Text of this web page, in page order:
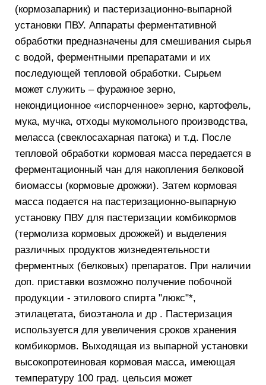
(кормозапарник) и пастеризационно-выпарной
установки ПВУ. Аппараты ферментативной
обработки предназначены для смешивания сырья
с водой, ферментными препаратами и их
последующей тепловой обработки. Сырьем
может служить – фуражное зерно,
некондиционное «испорченное» зерно, картофель,
мука, мучка, отходы мукомольного производства,
меласса (свеклосахарная патока) и т.д. После
тепловой обработки кормовая масса передается в
ферментационный чан для накопления белковой
биомассы (кормовые дрожжи). Затем кормовая
масса подается на пастеризационно-выпарную
установку ПВУ для пастеризации комбикормов
(термолиза кормовых дрожжей) и выделения
различных продуктов жизнедеятельности
ферментных (белковых) препаратов. При наличии
доп. приставки возможно получение побочной
продукции - этилового спирта "люкс"*,
этилацетата, биоэтанола и др . Пастеризация
используется для увеличения сроков хранения
комбикормов. Выходящая из выпарной установки
высокопротеиновая кормовая масса, имеющая
температуру 100 град. цельсия может